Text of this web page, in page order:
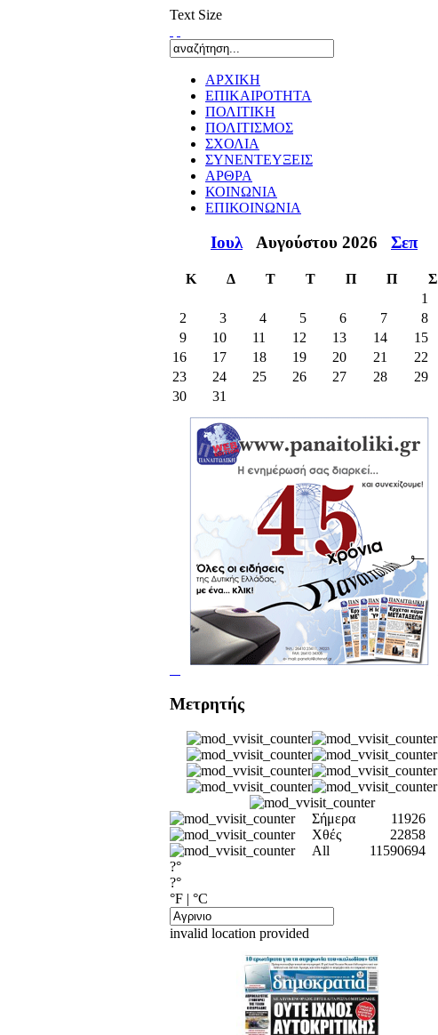
Text Size
ΑΡΧΙΚΗ
ΕΠΙΚΑΙΡΟΤΗΤΑ
ΠΟΛΙΤΙΚΗ
ΠΟΛΙΤΙΣΜΟΣ
ΣΧΟΛΙΑ
ΣΥΝΕΝΤΕΥΞΕΙΣ
ΑΡΘΡΑ
ΚΟΙΝΩΝΙΑ
ΕΠΙΚΟΙΝΩΝΙΑ
Ιουλ Αυγούστου 2026 Σεπ
Κ Δ Τ Τ Π Π
Σ
1
2
3 4 5 6 7
8
9
10 11 12 13 14
15
16
17 18 19 20 21
22
23
24 25 26 27 28
29
30
31
Μετρητής
Σήμερα
11926
Χθές
22858
All
11590694
?°
?°
°F | °C
invalid location provided